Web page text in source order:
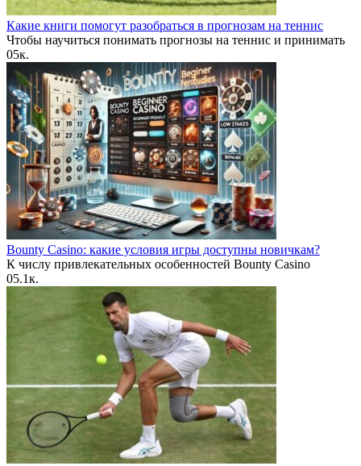
Какие книги помогут разобраться в прогнозам на теннис
Чтобы научиться понимать прогнозы на теннис и принимать
05к.
Bounty Casino: какие условия игры доступны новичкам?
К числу привлекательных особенностей Bounty Casino
05.1к.